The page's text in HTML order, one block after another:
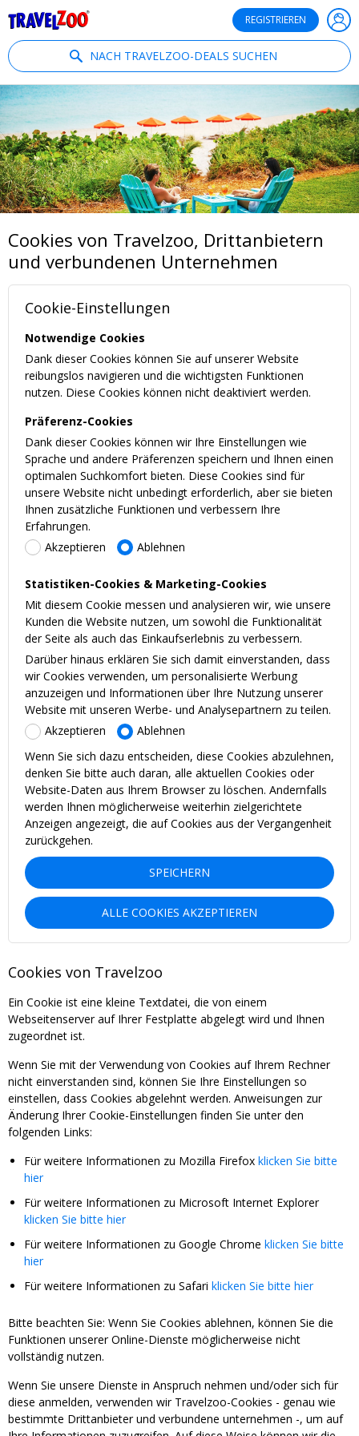
REGISTRIEREN
NACH TRAVELZOO-DEALS SUCHEN
Cookies von Travelzoo, Drittanbietern
und verbundenen Unternehmen
Cookie-Einstellungen
Notwendige Cookies
Dank dieser Cookies können Sie auf unserer Website
reibungslos navigieren und die wichtigsten Funktionen
nutzen. Diese Cookies können nicht deaktiviert werden.
Präferenz-Cookies
Dank dieser Cookies können wir Ihre Einstellungen wie
Sprache und andere Präferenzen speichern und Ihnen einen
optimalen Suchkomfort bieten. Diese Cookies sind für
unsere Website nicht unbedingt erforderlich, aber sie bieten
Ihnen zusätzliche Funktionen und verbessern Ihre
Erfahrungen.
Akzeptieren
Ablehnen
Statistiken-Cookies & Marketing-Cookies
Mit diesem Cookie messen und analysieren wir, wie unsere
Kunden die Website nutzen, um sowohl die Funktionalität
der Seite als auch das Einkaufserlebnis zu verbessern.
Darüber hinaus erklären Sie sich damit einverstanden, dass
wir Cookies verwenden, um personalisierte Werbung
anzuzeigen und Informationen über Ihre Nutzung unserer
Website mit unseren Werbe- und Analysepartnern zu teilen.
Akzeptieren
Ablehnen
Wenn Sie sich dazu entscheiden, diese Cookies abzulehnen,
denken Sie bitte auch daran, alle aktuellen Cookies oder
Website-Daten aus Ihrem Browser zu löschen. Andernfalls
werden Ihnen möglicherweise weiterhin zielgerichtete
Anzeigen angezeigt, die auf Cookies aus der Vergangenheit
zurückgehen.
SPEICHERN
ALLE COOKIES AKZEPTIEREN
Cookies von Travelzoo
Ein Cookie ist eine kleine Textdatei, die von einem
Webseitenserver auf Ihrer Festplatte abgelegt wird und Ihnen
zugeordnet ist.
Wenn Sie mit der Verwendung von Cookies auf Ihrem Rechner
nicht einverstanden sind, können Sie Ihre Einstellungen so
einstellen, dass Cookies abgelehnt werden. Anweisungen zur
Änderung Ihrer Cookie-Einstellungen finden Sie unter den
folgenden Links:
Für weitere Informationen zu Mozilla Firefox klicken Sie bitte
hier
Für weitere Informationen zu Microsoft Internet Explorer
klicken Sie bitte hier
Für weitere Informationen zu Google Chrome klicken Sie bitte
hier
Für weitere Informationen zu Safari klicken Sie bitte hier
Bitte beachten Sie: Wenn Sie Cookies ablehnen, können Sie die
Funktionen unserer Online-Dienste möglicherweise nicht
vollständig nutzen.
Wenn Sie unsere Dienste in Anspruch nehmen und/oder sich für
diese anmelden, verwenden wir Travelzoo-Cookies - genau wie
bestimmte Drittanbieter und verbundene unternehmen -, um auf